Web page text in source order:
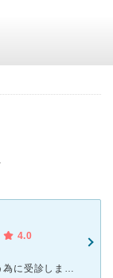
4.0
結婚式前日に出来てしまったにきびを診てもらう為に受診しました。 電話対応→受付→先生の対応と、丁寧にしてもらって安心して受診できました。 前に行った近くの皮膚科が私には合わなかった為、その足でその